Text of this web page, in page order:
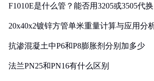
F1010E是什么管？能否用3205或3505代换
20x40x2镀锌方管单米重量计算与应用分
抗渗混凝土中P6和P8膨胀剂分别加多少
法兰PN25和PN16有什么区别